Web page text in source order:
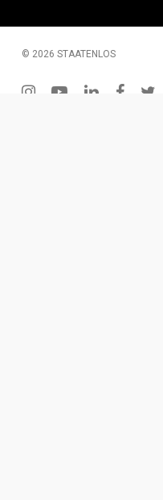
© 2026 STAATENLOS
instagramyoutubelinkedinfacebook
twitter